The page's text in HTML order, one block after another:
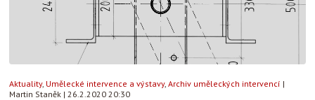
Aktuality, Umělecké intervence a výstavy, Archiv uměleckých intervencí |
Martin Staněk | 26.2.2020 20:30